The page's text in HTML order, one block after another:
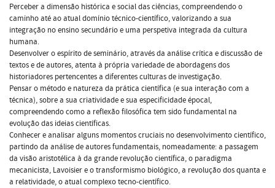
Perceber a dimensão histórica e social das ciências, compreendendo o
caminho até ao atual domínio técnico-científico, valorizando a sua
integração no ensino secundário e uma perspetiva integrada da cultura
humana.
Desenvolver o espírito de seminário, através da análise crítica e discussão de
textos e de autores, atenta à própria variedade de abordagens dos
historiadores pertencentes a diferentes culturas de investigação.
Pensar o método e natureza da prática científica (e sua interação com a
técnica), sobre a sua criatividade e sua especificidade épocal,
compreendendo como a reflexão filosófica tem sido fundamental na
evolução das ideias científicas.
Conhecer e analisar alguns momentos cruciais no desenvolvimento científico,
partindo da análise de autores fundamentais, nomeadamente: a passagem
da visão aristotélica à da grande revolução científica, o paradigma
mecanicista, Lavoisier e o transformismo biológico, a revolução dos quanta e
a relatividade, o atual complexo tecno-científico.